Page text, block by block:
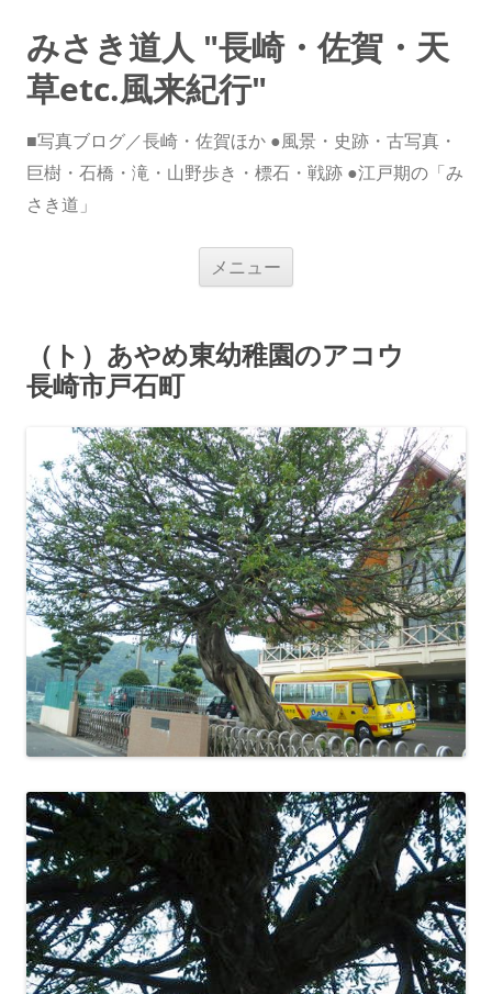
みさき道人 "長崎・佐賀・天
草etc.風来紀行"
■写真ブログ／長崎・佐賀ほか ●風景・史跡・古写真・
巨樹・石橋・滝・山野歩き・標石・戦跡 ●江戸期の「み
さき道」
メニュー
ス
キ
（ト）あやめ東幼稚園のアコウ
長崎市戸石町